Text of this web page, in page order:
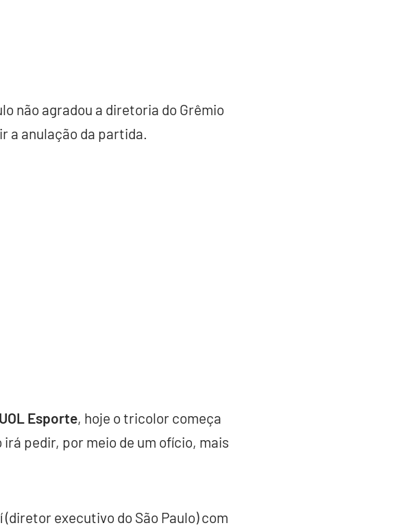
não agradou a diretoria do Grêmio
a anulação da partida.
Esporte, hoje o tricolor começa
pedir, por meio de um ofício, mais
(diretor executivo do São Paulo) com